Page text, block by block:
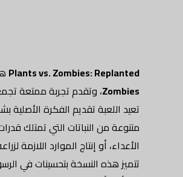
Plants vs. Zombies: Replanted
Zombies، وتقدم تجربة ممتعة
تعيد اللعبة تقديم الفكرة
متنوعة من النباتات التي تمتلك
الأعداء، أو إنتاج الموارد اللازمة
تتميز هذه النسخة بتحسينات في